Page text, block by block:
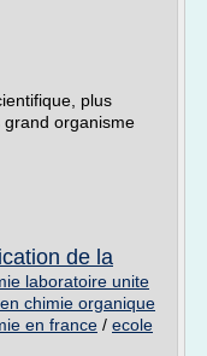
plus
grand organisme
de la
laboratoire unite
chimie organique
en france / ecole